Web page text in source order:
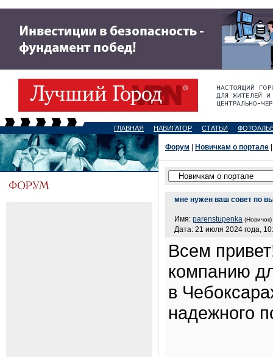
ГЛАВНАЯ НАВИГАТОР СТАТЬИ
Форум Новичкам о портале
мне нужен ваш совет по
Имя: parenstupenka (Новичок)
Дата: 21 июля 2024 года,
Всем
компанию
в
надежного